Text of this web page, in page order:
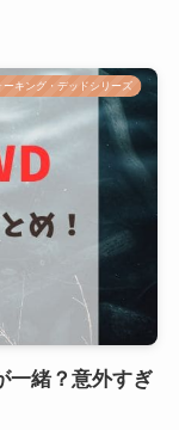
ーキング・デッドシリーズ
一緒？意外すぎ